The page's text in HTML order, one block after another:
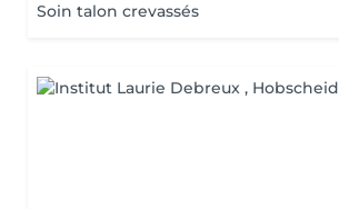
Soin talon crevassés